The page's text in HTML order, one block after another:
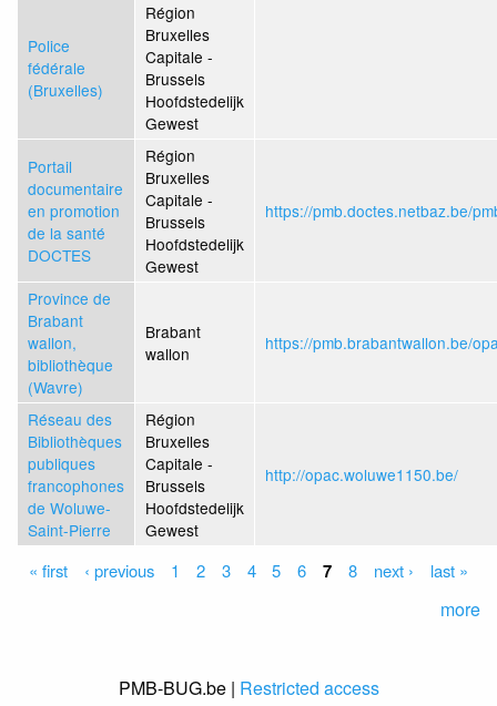
Police
fédérale
(Bruxelles)
Région
Bruxelles
Capitale -
Brussels
Hoofdstedelijk
Gewest
Portail
documentaire
en promotion
de la santé
DOCTES
Région
Bruxelles
Capitale -
Brussels
Hoofdstedelijk
Gewest
https://pmb.doctes.netbaz.be/
Province de
Brabant
wallon,
bibliothèque
(Wavre)
Brabant
wallon
https://pmb.brabantwallon.be/
Réseau des
Bibliothèques
publiques
francophones
de Woluwe-
Saint-Pierre
Région
Bruxelles
Capitale -
Brussels
Hoofdstedelijk
Gewest
http://opac.woluwe1150.be/
Pages
« first ‹ previous 1 2 3 4 5 6 7 8 next › last »
more
PMB-BUG.be | Restricted access